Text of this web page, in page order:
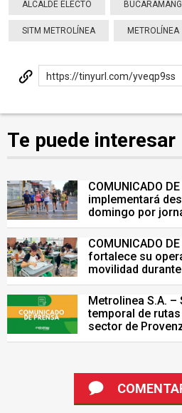
ALCALDE ELECTO
SITM METROLÍNEA METROLÍNEA
https://tinyurl.com/yveqp9ss
Te puede interesar
COMUNICADO
implementará
domingo por
Bucaramanga
COMUNICADO
fortalece su
movilidad
Pruebas Saber
Metrolinea S.A. –
temporal de
sector de